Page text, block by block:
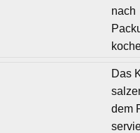
nach
Das
dem